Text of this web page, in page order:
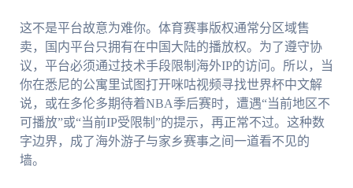
这不是平台故意为难你。体育赛事版权通常分区域售
卖，国内平台只拥有在中国大陆的播放权。为了遵守协
议，平台必须通过技术手段限制海外IP的访问。所以，当
你在悉尼的公寓里试图打开咪咕视频寻找世界杯中文解
说，或在多伦多期待着NBA季后赛时，遭遇“当前地区不
可播放”或“当前IP受限制”的提示，再正常不过。这种数
字边界，成了海外游子与家乡赛事之间一道看不见的
墙。